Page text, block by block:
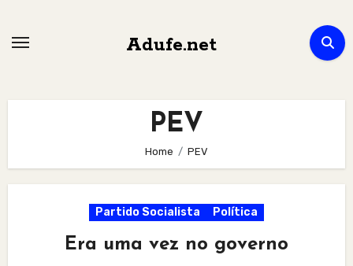
Adufe.net
PEV
Home PEV
Partido Socialista Política
Era uma vez no governo